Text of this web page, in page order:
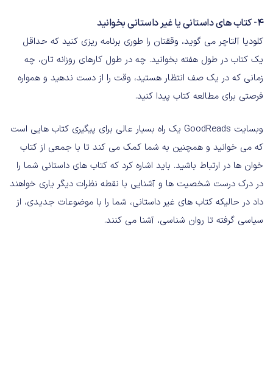
4- کتاب های داستانی یا غیر داستانی بخوانید
کلودیا آلتاچر می گوید، وققتان را طوری برنامه ریزی کنید که حداقل
یک کتاب در طول هفته بخوانید. چه در طول کارهای روزانه تان، چه
زمانی که در یک صف انتظار هستید، وقت را از دست ندهید و همواره
فرصتی برای مطالعه کتاب پیدا کنید.
وبسایت GoodReads یک راه بسیار عالی برای پیگیری کتاب هایی است
که می خوانید و همچنین به شما کمک می کند تا با جمعی از کتاب
خوان ها در ارتباط باشید. باید اشاره کرد که کتاب های داستانی شما را
در درک درست شخصیت ها و آشنایی با نقطه نظرات دیگر یاری خواهند
داد در حالیکه کتاب های غیر داستانی، شما را با موضوعات جدیدی، از
سیاسی گرفته تا روان شناسی، آشنا می کنند.